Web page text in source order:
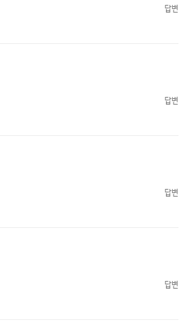
답변
답변
답변
답변